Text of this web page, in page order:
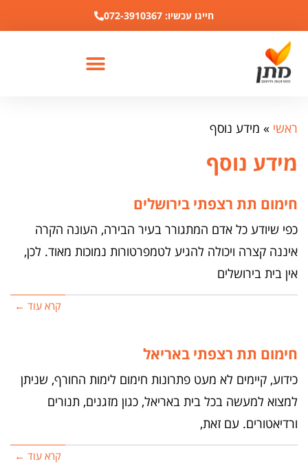
חייגו עכשיו: 072-3910367
ראשי » מידע נוסף
מידע נוסף
חימום תת רצפתי בירושלים
כפי שיודע כל אדם המתגורר בעיר הבירה, העונה הקרה
איננה קצרה ויכולה להגיע לטמפרטורות נמוכות מאוד. לכן,
אין בית בירושלים
קרא עוד ←
חימום תת רצפתי באריאל
כידוע, קיימים לא מעט פתרונות חימום לימות החורף, שניתן
למצוא למעשה בכל בית באריאל, כגון מזגנים, תנורים
ורדיאטורים. עם זאת,
קרא עוד ←